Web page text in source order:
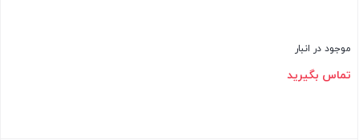
موجود در انبار
تماس بگیرید